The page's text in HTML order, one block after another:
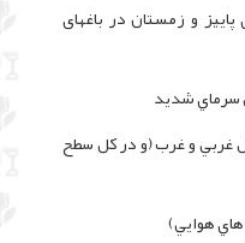
و زمستان در باغهای
سرماي شديد
غربي و غرب (و در كل سطح
هوايي)